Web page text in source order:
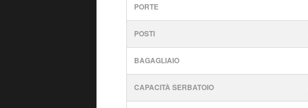
PORTE
POSTI
BAGAGLIAIO
CAPACITÀ SERBATOIO